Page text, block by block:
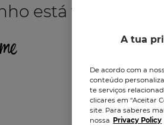
está vazio
A tua
De acordo com a
conteúdo
te serviços
clicares em “Aceitar
site. Para saberes
nossa Privacy Policy